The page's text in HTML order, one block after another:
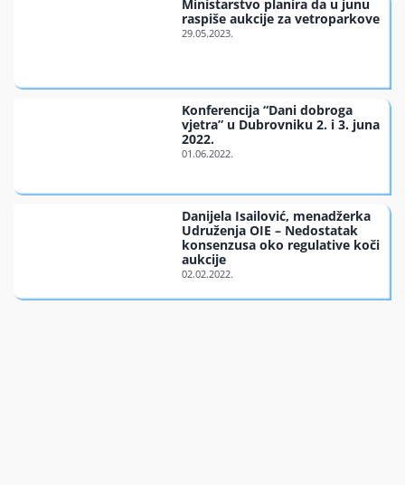
Ministarstvo planira da u junu
raspiše aukcije za vetroparkove
Konferencija “Dani dobroga
vjetra” u Dubrovniku 2. i 3. juna
2022.
Danijela Isailović, menadžerka
Udruženja OIE – Nedostatak
konsenzusa oko regulative koči
aukcije